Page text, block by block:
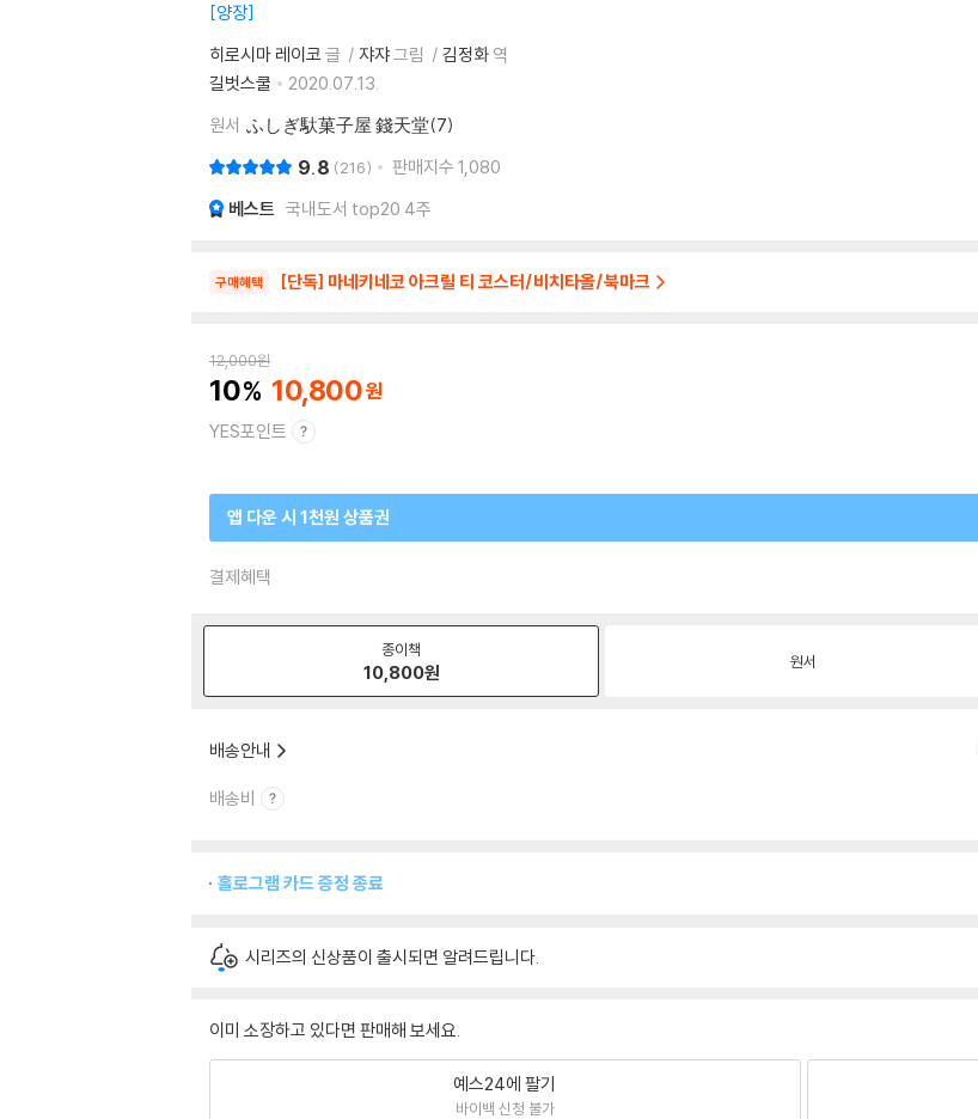
양장
히로시마 레이코 글 쟈쟈그림 김정화 역
길벗스쿨
2020.07.13.
원서 ふしぎ馱菓子屋 錢天堂(7)
9.8 216 판매지수 1,080
베스트 국내도서 top20 4주
구매혜택 [단독] 마네키네코 아크릴 티 코스터/비치타올/북마크
12,000원
10 10,800
YES포인트
앱 다운 시 1천원 상품권
결제혜택
종이책
10,800원 원서
배송안내
배송비
홀로그램 카드 증정 종료
시리즈의 신상품이 출시되면 알려드립니다.
이미 소장하고 있다면 판매해 보세요.
예스24에 팔기
바이백 신청 불가